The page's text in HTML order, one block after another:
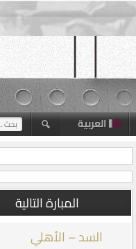
العربية البحث
عن:
المبارة التالية
السد – الأهلي